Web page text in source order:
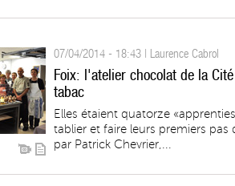
07/04/2014 - 18:43 | Laurence Cabrol
Foix: l'atelier chocolat de la
tabac
Elles étaient quatorze
tablier et faire leurs premiers
par Patrick Chevrier,...